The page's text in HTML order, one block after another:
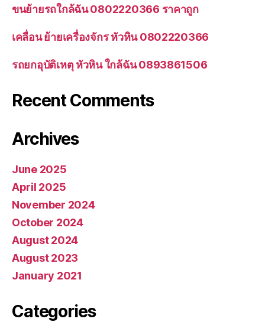
ขนย้ายรถใกล้ฉัน 0802220366 ราคาถูก
เคลื่อน ย้ายเครื่องจักร หัวหิน 0802220366
รถยกอุบัติเหตุ หัวหิน ใกล้ฉัน 0893861506
Recent Comments
Archives
June 2025
April 2025
November 2024
October 2024
August 2024
August 2023
January 2021
Categories